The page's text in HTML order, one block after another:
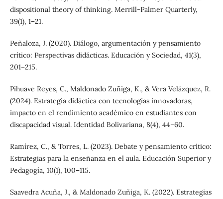
dispositional theory of thinking. Merrill-Palmer Quarterly,
39(1), 1–21.
Peñaloza, J. (2020). Diálogo, argumentación y pensamiento
crítico: Perspectivas didácticas. Educación y Sociedad, 41(3),
201–215.
Pihuave Reyes, C., Maldonado Zuñiga, K., & Vera Velázquez, R.
(2024). Estrategia didáctica con tecnologías innovadoras,
impacto en el rendimiento académico en estudiantes con
discapacidad visual. Identidad Bolivariana, 8(4), 44–60.
Ramírez, C., & Torres, L. (2023). Debate y pensamiento crítico:
Estrategias para la enseñanza en el aula. Educación Superior y
Pedagogía, 10(1), 100–115.
Saavedra Acuña, J., & Maldonado Zuñiga, K. (2022). Estrategias